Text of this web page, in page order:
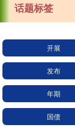
话题标签
开展
发布
年期
国债